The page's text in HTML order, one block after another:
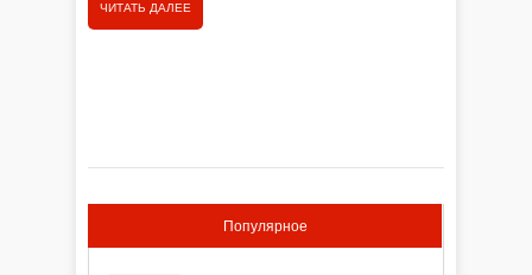
ЧИТАТЬ ДАЛЕЕ
Популярное